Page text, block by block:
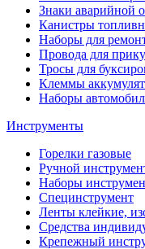
Знаки аварийной
Канистры
Наборы для
Провода для
Тросы для
Клеммы
Наборы
Инструменты
Горелки газовые
Ручной
Наборы
Специнструмент
Ленты клейкие,
Средства
Крепежный